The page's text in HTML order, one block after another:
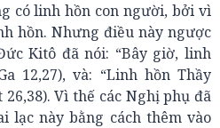
có linh hồn con người, bởi vì
hồn. Nhưng điều này ngược
Kitô đã nói: “Bây giờ, linh
12,27), và: “Linh hồn Thầy
Vì thế các Nghị phụ đã
lạc này bằng cách thêm vào